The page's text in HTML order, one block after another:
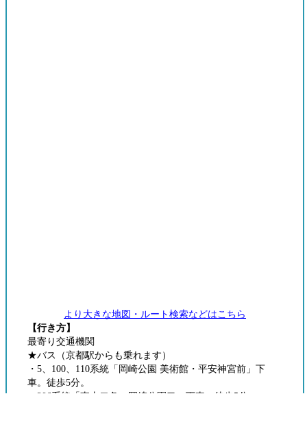
より大きな地図・ルート検索などはこちら
【行き方】
最寄り交通機関
★バス（京都駅からも乗れます）
・5、100、110系統「岡崎公園 美術館・平安神宮前」下
車。徒歩5分。
・206系統「東山二条・岡崎公園口」下車。徒歩5分。